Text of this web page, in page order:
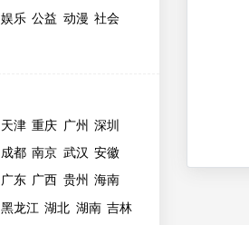
娱乐 公益 动漫 社会
天津 重庆 广州 深圳
成都 南京 武汉 安徽
广东 广西 贵州 海南
黑龙江 湖北 湖南 吉林